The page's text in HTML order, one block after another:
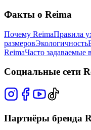
Факты о Reima
Почему ReimaПравила
размеровЭкологичность
ReimaЧасто задаваемые
Социальные сети
Партнёры бренда